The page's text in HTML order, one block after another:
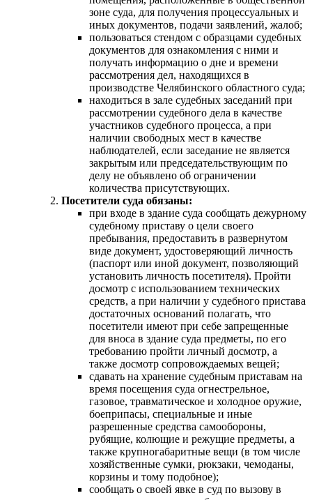
зоне суда, для получения процессуальных и
иных документов, подачи заявлений, жалоб;
пользоваться стендом с образцами судебных
документов для ознакомления с ними и
получать информацию о дне и времени
рассмотрения дел, находящихся в
производстве Челябинского областного суда;
находиться в зале судебных заседаний при
рассмотрении судебного дела в качестве
участников судебного процесса, а при
наличии свободных мест в качестве
наблюдателей, если заседание не является
закрытым или председательствующим по
делу не объявлено об ограничении
количества присутствующих.
Посетители суда обязаны:
при входе в здание суда сообщать дежурному
судебному приставу о цели своего
пребывания, предоставить в развернутом
виде документ, удостоверяющий личность
(паспорт или иной документ, позволяющий
установить личность посетителя). Пройти
досмотр с использованием технических
средств, а при наличии у судебного пристава
достаточных оснований полагать, что
посетители имеют при себе запрещенные
для вноса в здание суда предметы, по его
требованию пройти личный досмотр, а
также досмотр сопровождаемых вещей;
сдавать на хранение судебным приставам на
время посещения суда огнестрельное,
газовое, травматическое и холодное оружие,
боеприпасы, специальные и иные
разрешенные средства самообороны,
рубящие, колющие и режущие предметы, а
также крупногабаритные вещи (в том числе
хозяйственные сумки, рюкзаки, чемоданы,
корзины и тому подобное);
сообщать о своей явке в суд по вызову в